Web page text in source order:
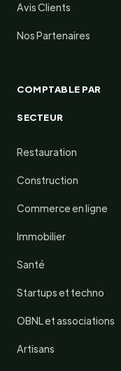
Avis Clients
Nos Partenaires
COMPTABLE PAR
SECTEUR
Restauration
Construction
Commerce en ligne
Immobilier
Santé
Startups et techno
OBNL et associations
Artisans